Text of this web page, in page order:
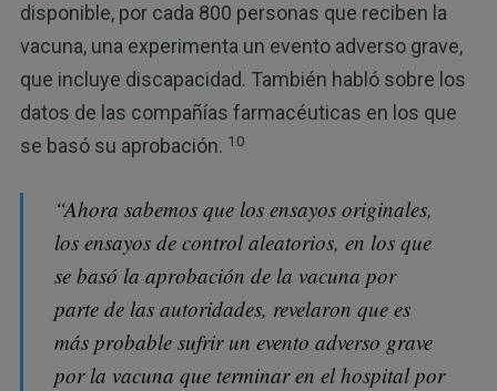
disponible, por cada 800 personas que reciben la
vacuna, una experimenta un evento adverso grave,
que incluye discapacidad. También habló sobre los
datos de las compañías farmacéuticas en los que
se basó su aprobación. 10
“Ahora sabemos que los ensayos originales,
los ensayos de control aleatorios, en los que
se basó la aprobación de la vacuna por
parte de las autoridades, revelaron que es
más probable sufrir un evento adverso grave
por la vacuna que terminar en el hospital por